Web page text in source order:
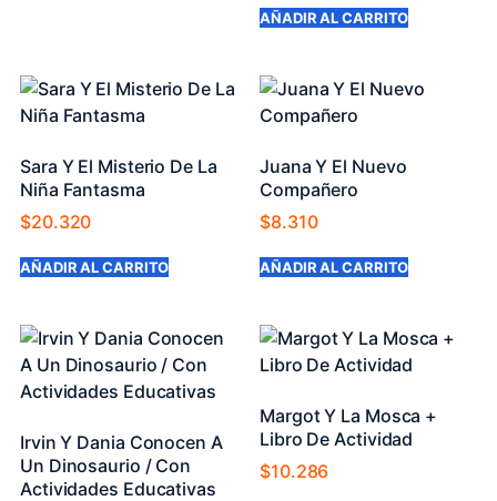
AÑADIR AL CARRITO
Sara Y El Misterio De La
Niña Fantasma
$20.320
AÑADIR AL CARRITO
Juana Y El Nuevo
Compañero
$8.310
AÑADIR AL CARRITO
Irvin Y Dania Conocen A
Un Dinosaurio / Con
Actividades Educativas
Margot Y La Mosca +
Libro De Actividad
$10.286